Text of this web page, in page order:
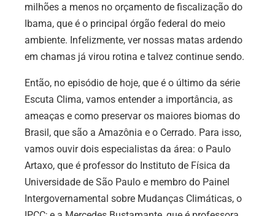
milhões a menos no orçamento de fiscalização do
Ibama, que é o principal órgão federal do meio
ambiente. Infelizmente, ver nossas matas ardendo
em chamas já virou rotina e talvez continue sendo.
Então, no episódio de hoje, que é o último da série
Escuta Clima, vamos entender a importância, as
ameaças e como preservar os maiores biomas do
Brasil, que são a Amazônia e o Cerrado. Para isso,
vamos ouvir dois especialistas da área: o Paulo
Artaxo, que é professor do Instituto de Física da
Universidade de São Paulo e membro do Painel
Intergovernamental sobre Mudanças Climáticas, o